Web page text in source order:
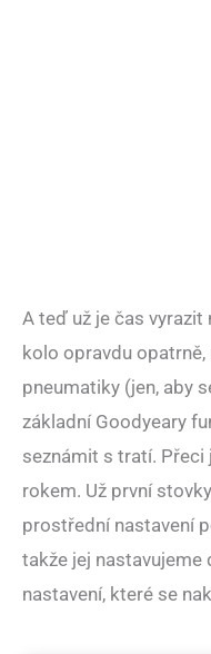
A teď už je čas
kolo opravdu opatrně,
pneumatiky (jen, aby
základní Goodyeary
seznámit s tratí. Přeci
rokem. Už první
prostřední nastavení
takže jej nastavujeme
nastavení, které se